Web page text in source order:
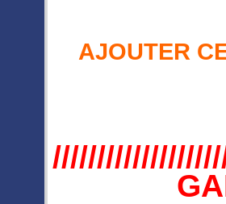
AJOUTER